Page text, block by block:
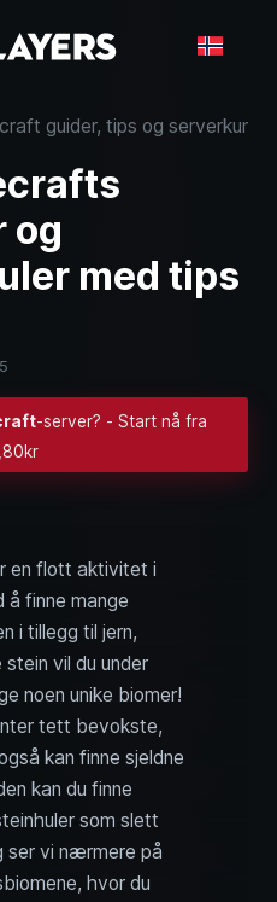
guider, tips og
og
med tips
-server? - Start nå fra
en flott aktivitet i
finne mange
i tillegg til jern,
vil du under
noen unike biomer!
tett bevokste,
kan finne sjeldne
kan du finne
som slett
ser vi nærmere på
hvor du